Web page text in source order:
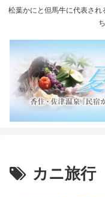
松葉かにと但馬牛に代表さ
カニ旅行